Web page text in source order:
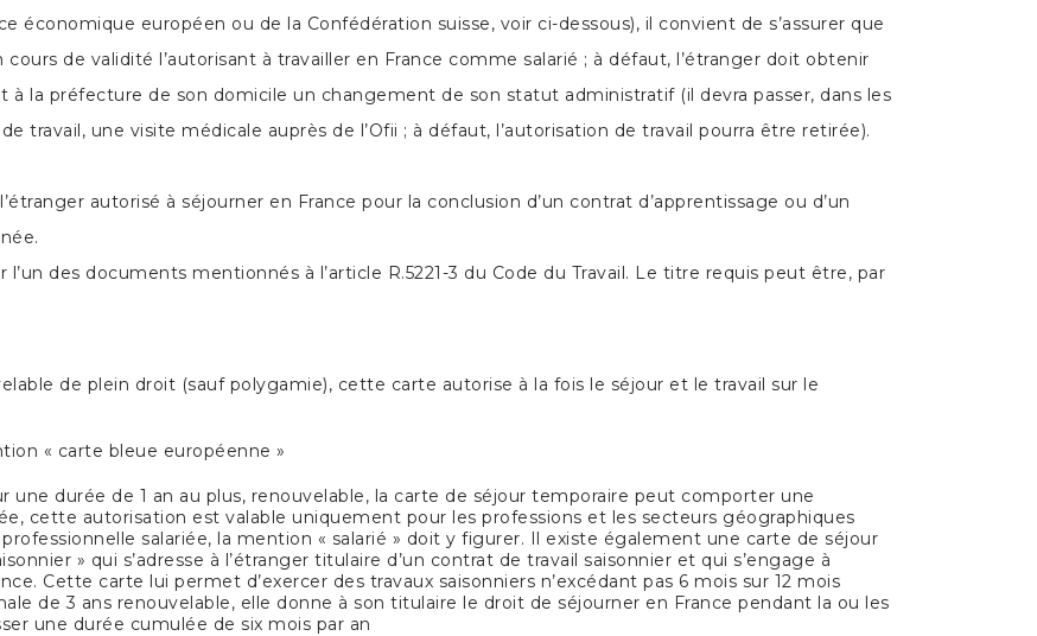
économique européen ou de la Confédération suisse, voir ci-dessous), il convient de s’assurer que
de validité l’autorisant à travailler en France comme salarié ; à défaut, l’étranger doit obtenir
la préfecture de son domicile un changement de son statut administratif (il devra passer, dans les
travail, une visite médicale auprès de l’Ofii ; à défaut, l’autorisation de travail pourra être retirée).
autorisé à séjourner en France pour la conclusion d’un contrat d’apprentissage ou d’un
des documents mentionnés à l’article R.5221-3 du Code du Travail. Le titre requis peut être, par
de plein droit (sauf polygamie), cette carte autorise à la fois le séjour et le travail sur le
« carte bleue européenne »
une durée de 1 an au plus, renouvelable, la carte de séjour temporaire peut comporter une
cette autorisation est valable uniquement pour les professions et les secteurs géographiques
professionnelle salariée, la mention « salarié » doit y figurer. Il existe également une carte de séjour
» qui s’adresse à l’étranger titulaire d’un contrat de travail saisonnier et qui s’engage à
Cette carte lui permet d’exercer des travaux saisonniers n’excédant pas 6 mois sur 12 mois
de 3 ans renouvelable, elle donne à son titulaire le droit de séjourner en France pendant la ou les
une durée cumulée de six mois par an